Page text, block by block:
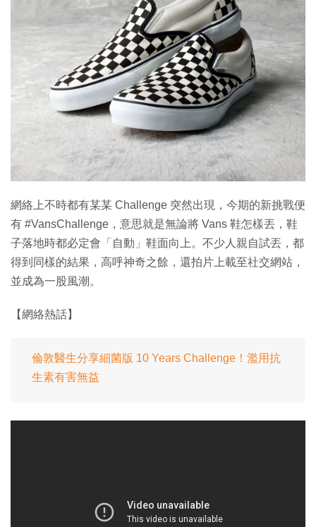
網絡上不時都有某某 Challenge 突然出現，今期的新挑戰便
有 #VansChallenge，意思就是無論將 Vans 鞋怎樣丟，鞋
子落地時都必定會「自動」鞋面向上。不少人親自試丟，都
得到同樣的結果，高呼神奇之餘，還拍片上載至社交網站，
並成為一股風潮。
【網絡熱話】
倫敦醫生分享細菌版 10 Years Challenge！濫用抗
生素有害無益